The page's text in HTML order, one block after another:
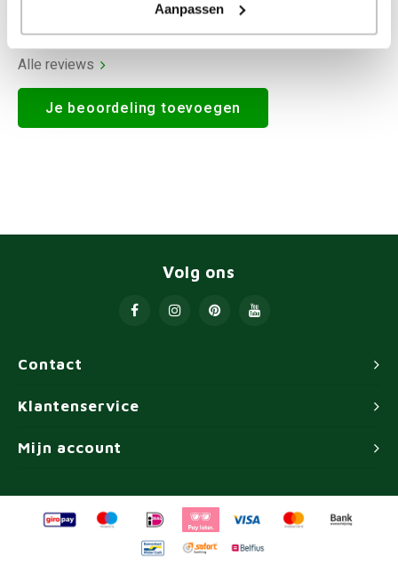
Aanpassen
Alle reviews
Je beoordeling toevoegen
Contact
Volg ons
Klantenservice
Mijn account